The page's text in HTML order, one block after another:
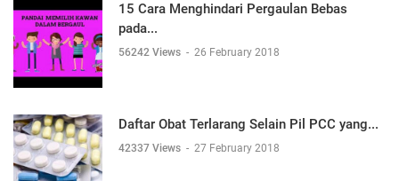
15 Cara Menghindari Pergaulan Bebas
pada...
56242 Views - 26 February 2018
Daftar Obat Terlarang Selain Pil PCC yang...
42337 Views - 27 February 2018